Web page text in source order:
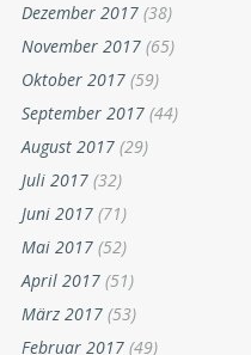
Dezember 2017 (38)
November 2017 (65)
Oktober 2017 (59)
September 2017 (44)
August 2017 (29)
Juli 2017 (32)
Juni 2017 (71)
Mai 2017 (52)
April 2017 (51)
März 2017 (53)
Februar 2017 (49)